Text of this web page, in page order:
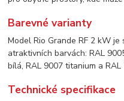
Barevné varianty
Model Rio Grande RF 2 kW
atraktivních barvách: RAL
bílá, RAL 9007 titanium a
Technické specifikace